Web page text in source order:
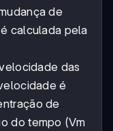
de
calculada pela
das
é
de
do tempo (Vm